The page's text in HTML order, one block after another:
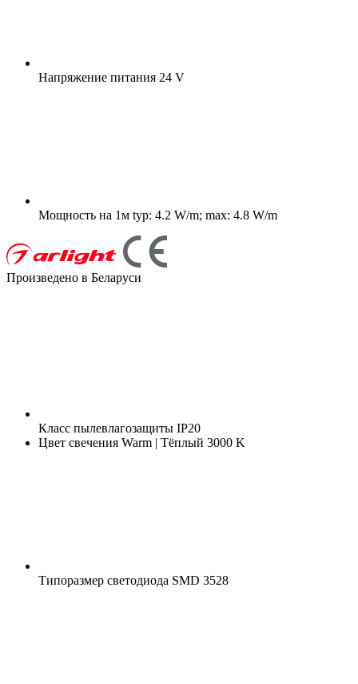
Напряжение питания 24 V
Мощность на 1м typ: 4.2 W/m; max: 4.8 W/m
Произведено в Беларуси
Класс пылевлагозащиты IP20
Цвет свечения Warm | Тёплый 3000 K
Типоразмер светодиода SMD 3528